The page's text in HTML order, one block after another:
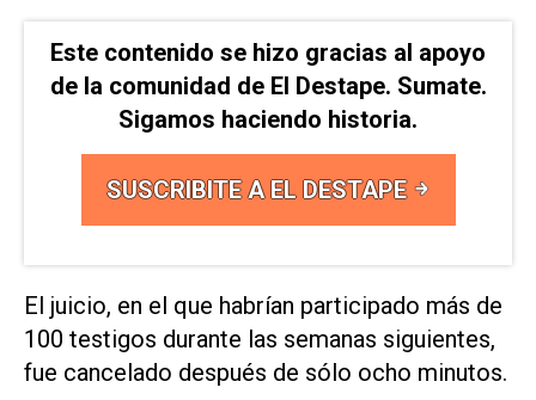
Este contenido se hizo gracias al apoyo
de la comunidad de El Destape. Sumate.
Sigamos haciendo historia.
SUSCRIBITE A EL DESTAPE
El juicio, en el que habrían participado más de
100 testigos durante las semanas siguientes,
fue cancelado después de sólo ocho minutos.